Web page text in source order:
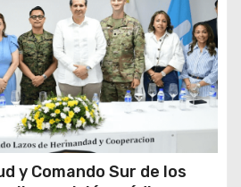
y Comando Sur de los